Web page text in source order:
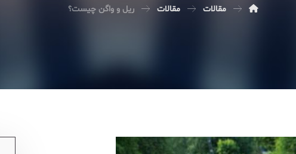
مقالات مقالات ریل و واگن چیست؟